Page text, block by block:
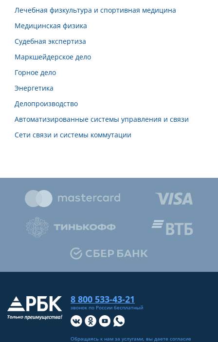
Лечебная физкультура и спортивная медицина
Медицинская физика
Судебная экспертиза
Маркшейдерское дело
Горное дело
Энергетика
Делопроизводство
Автоматизированные системы управления и связи
Сети связи и системы коммутации
8 800 533-43-21
звонок по России бесплатный
Обращаясь к нам за услугами, вы даете согласие